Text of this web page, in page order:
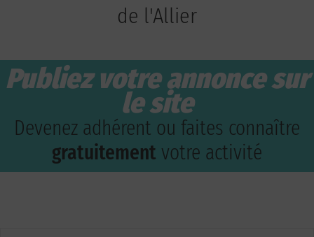
de l'Allier
Publiez votre annonce sur
le site
Devenez adhérent ou faites connaître
gratuitement votre activité